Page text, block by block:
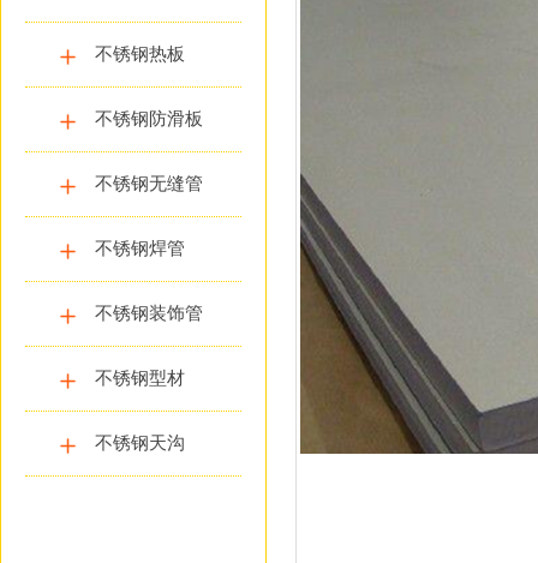
不锈钢热板
不锈钢防滑板
不锈钢无缝管
不锈钢焊管
不锈钢装饰管
不锈钢型材
不锈钢天沟